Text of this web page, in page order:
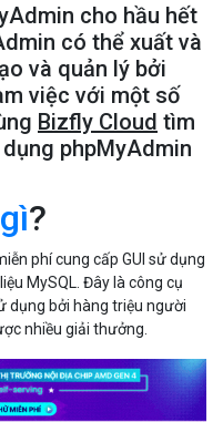
cho hầu hết
có thể xuất và
và quản lý bởi
việc với một số
Bizfly Cloud tìm
phpMyAdmin
?
phí cung cấp GUI sử dụng
MySQL. Đây là công cụ
dụng bởi hàng triệu người
nhiều giải thưởng.